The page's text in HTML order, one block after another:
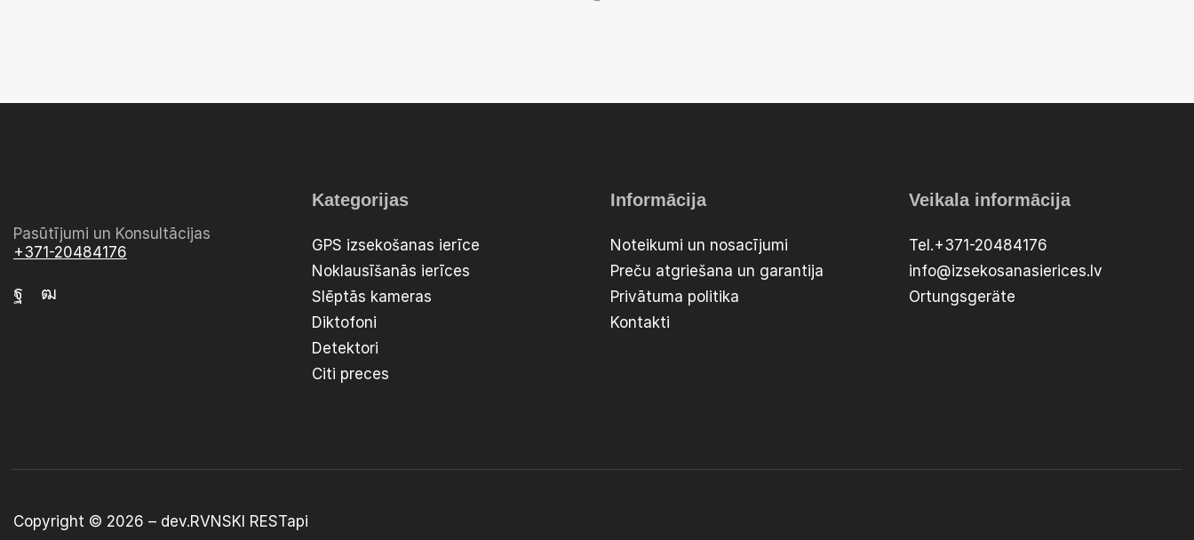
Pasūtījumi un Konsultācijas
+371-20484176
Kategorijas
GPS izsekošanas ierīce
Noklausīšanās ierīces
Slēptās kameras
Diktofoni
Detektori
Citi preces
Informācija
Noteikumi un nosacījumi
Preču atgriešana un garantija
Privātuma politika
Kontakti
Veikala informācija
Tel.+371-20484176
info@izsekosanasierices.lv
Ortungsgeräte
Copyright © 2026 – dev.RVNSKI RESTapi